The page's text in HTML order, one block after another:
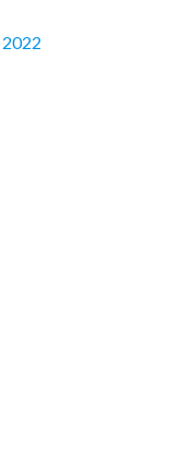
2022